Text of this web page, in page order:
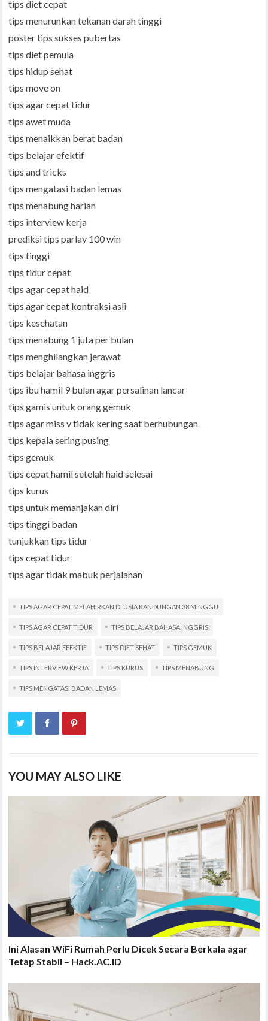
tips diet cepat
tips menurunkan tekanan darah tinggi
poster tips sukses pubertas
tips diet pemula
tips hidup sehat
tips move on
tips agar cepat tidur
tips awet muda
tips menaikkan berat badan
tips belajar efektif
tips and tricks
tips mengatasi badan lemas
tips menabung harian
tips interview kerja
prediksi tips parlay 100 win
tips tinggi
tips tidur cepat
tips agar cepat haid
tips agar cepat kontraksi asli
tips kesehatan
tips menabung 1 juta per bulan
tips menghilangkan jerawat
tips belajar bahasa inggris
tips ibu hamil 9 bulan agar persalinan lancar
tips gamis untuk orang gemuk
tips agar miss v tidak kering saat berhubungan
tips kepala sering pusing
tips gemuk
tips cepat hamil setelah haid selesai
tips kurus
tips untuk memanjakan diri
tips tinggi badan
tunjukkan tips tidur
tips cepat tidur
tips agar tidak mabuk perjalanan
TIPS AGAR CEPAT MELAHIRKAN DI USIA KANDUNGAN 38 MINGGU
TIPS AGAR CEPAT TIDUR TIPS BELAJAR BAHASA INGGRIS
TIPS BELAJAR EFEKTIF TIPS DIET SEHAT TIPS GEMUK
TIPS INTERVIEW KERJA TIPS KURUS TIPS MENABUNG
TIPS MENGATASI BADAN LEMAS
YOU MAY ALSO LIKE
Ini Alasan WiFi Rumah Perlu Dicek Secara Berkala agar
Tetap Stabil – Hack.AC.ID